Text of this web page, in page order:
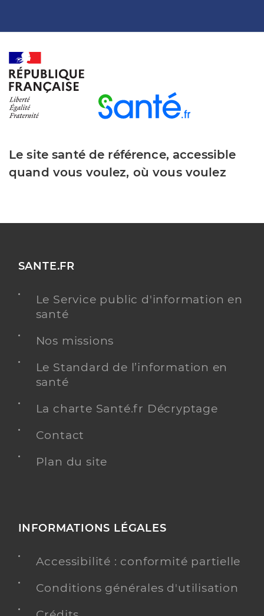
Le site santé de référence, accessible
quand vous voulez, où vous voulez
SANTE.FR
Le Service public d'information en
santé
Nos missions
Le Standard de l’information en
santé
La charte Santé.fr Décryptage
Contact
Plan du site
INFORMATIONS LÉGALES
Accessibilité : conformité partielle
Conditions générales d'utilisation